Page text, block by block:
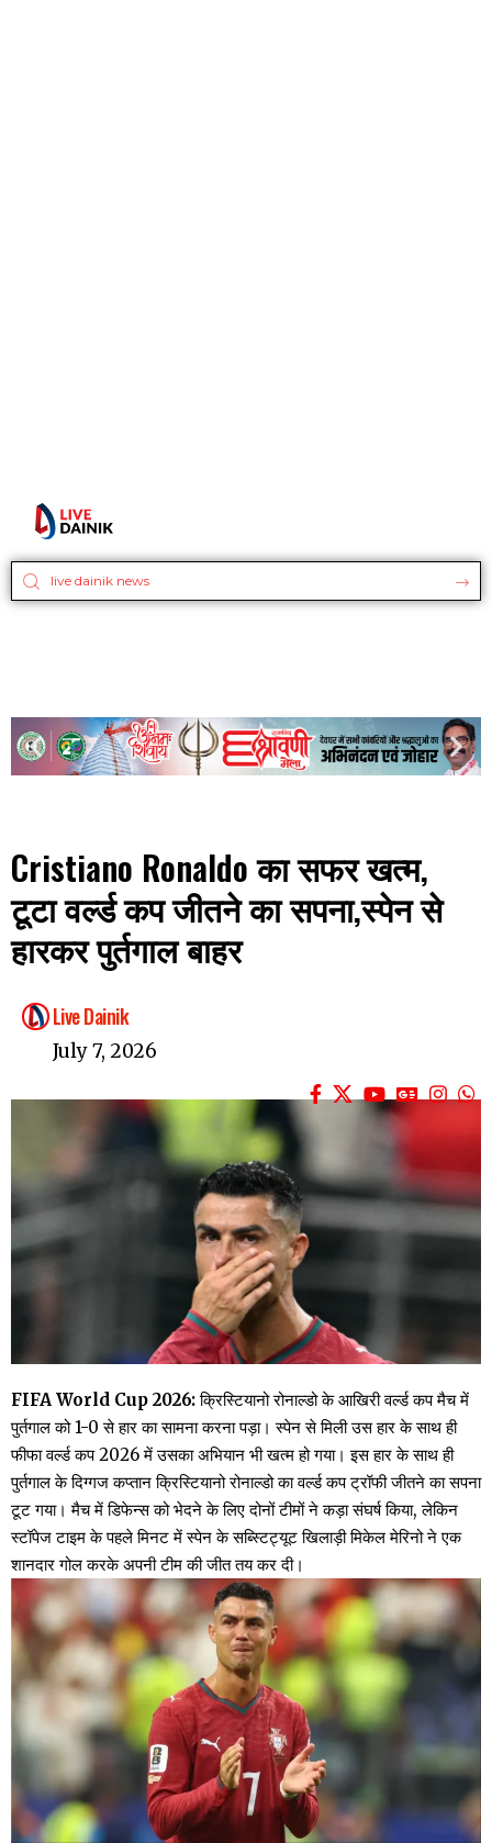
Cristiano Ronaldo का सफर खत्म,
टूटा वर्ल्ड कप जीतने का सपना,स्पेन से
हारकर पुर्तगाल बाहर
Live Dainik
July 7, 2026
FIFA World Cup 2026:क्रिस्टियानो रोनाल्डो के आखिरी वर्ल्ड कप मैच में
पुर्तगाल को 1-0 से हार का सामना करना पड़ा। स्पेन से मिली उस हार के साथ ही
फीफा वर्ल्ड कप 2026 में उसका अभियान भी खत्म हो गया। इस हार के साथ ही
पुर्तगाल के दिग्गज कप्तान क्रिस्टियानो रोनाल्डो का वर्ल्ड कप ट्रॉफी जीतने का सपना
टूट गया। मैच में डिफेन्स को भेदने के लिए दोनों टीमों ने कड़ा संघर्ष किया, लेकिन
स्टॉपेज टाइम के पहले मिनट में स्पेन के सब्स्टिट्यूट खिलाड़ी मिकेल मेरिनो ने एक
शानदार गोल करके अपनी टीम की जीत तय कर दी।